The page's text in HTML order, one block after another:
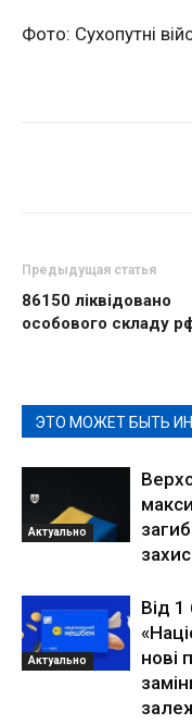
Фото: Сухопутні
Предыдущая статья
86150 ліквідовано
особового складу
ЭТО МОЖЕТ БЫТЬ
Актуально
Актуально
Від
нові